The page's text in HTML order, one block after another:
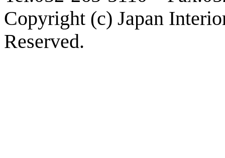
Copyright (c) Japan
Reserved.